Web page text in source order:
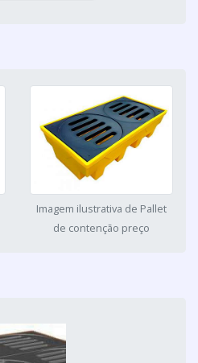
Imagem ilustrativa de Pallet
de contenção preço